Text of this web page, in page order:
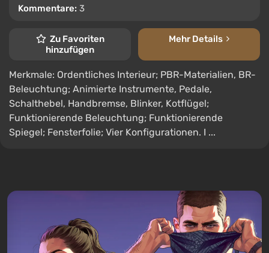
Kommentare: 3
Zu Favoriten
hinzufügen
Mehr Details
Merkmale: Ordentliches Interieur; PBR-Materialien, BR-
Beleuchtung; Animierte Instrumente, Pedale,
Schalthebel, Handbremse, Blinker, Kotflügel;
Funktionierende Beleuchtung; Funktionierende
Spiegel; Fensterfolie; Vier Konfigurationen. I ...